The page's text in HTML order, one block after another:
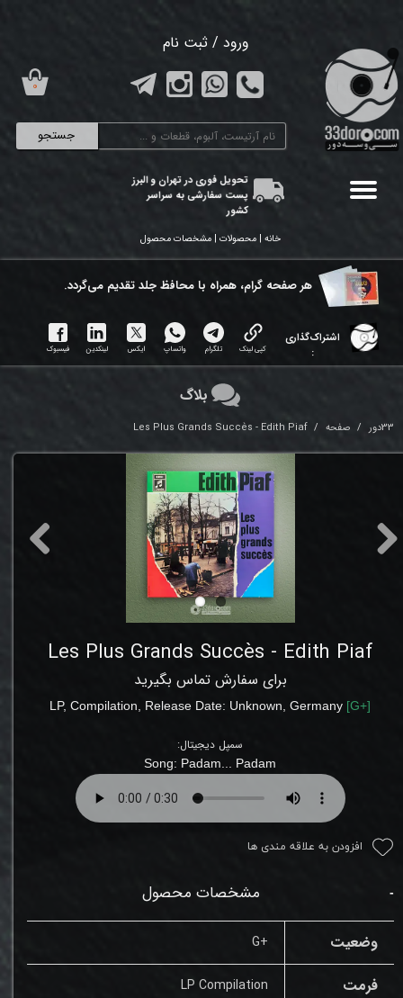
جستجو
ورود / ثبت نام
تغییر گذر واژه
سفارشات
تحویل فوری در تهران و البرز
پست سفارشی به سراسر
کشور
۰
خانه | محصولات | مشخصات محصول
هر ​صفحه گرام، همراه با محافظ جلد تقدیم می‌گردد.
اشتراک‌گذاری
:
کپی لینک تلگرام واتساپ ایکس لینکدین فیسبوک
33دور صفحه Les Plus Grands Succès - Edith Piaf
Les Plus Grands Succès - Edith Piaf
برای سفارش تماس بگیرید
LP,Compilation, Release Date: Unknown ,Germany [G+]
سمپل دیجیتال:
Song: Padam... Padam
افزودن به علاقه مندی ها
مشخصات محصول
وضعیت +G
فرمت LP Compilation
بلاگ